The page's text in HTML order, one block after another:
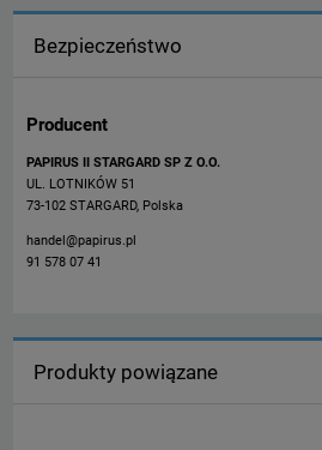
Bezpieczeństwo
Producent
PAPIRUS II STARGARD SP Z O.O.
UL. LOTNIKÓW 51
73-102 STARGARD, Polska
handel@papirus.pl
91 578 07 41
Produkty powiązane